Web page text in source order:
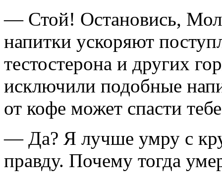
— Стой! Остановись,
напитки ускоряют
тестостерона и других
исключили подобные
от кофе может спасти
— Да? Я лучше умру с
правду. Почему тогда